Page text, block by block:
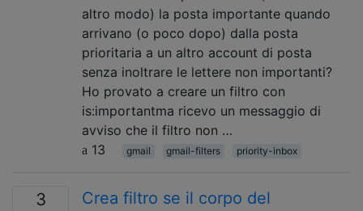
altro modo) la posta importante quando
arrivano (o poco dopo) dalla posta
prioritaria a un altro account di posta
senza inoltrare le lettere non importanti?
Ho provato a creare un filtro con
is:importantma ricevo un messaggio di
avviso che il filtro non …
13
gmail gmail-filters priority-inbox
3
Crea filtro se il corpo del